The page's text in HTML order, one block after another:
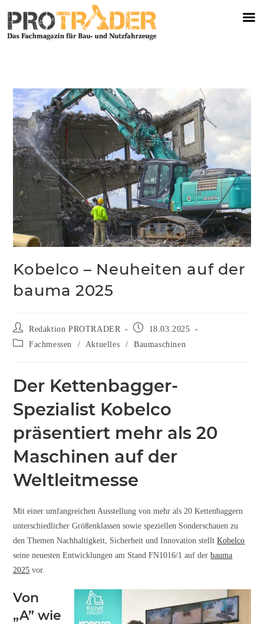
Kobelco – Neuheiten auf der
bauma 2025
Redaktion PROTRADER
18.03.2025
Fachmessen
/ Aktuelles / Baumaschinen
Der Kettenbagger-
Spezialist Kobelco
präsentiert mehr als 20
Maschinen auf der
Weltleitmesse
Mit einer umfangreichen Ausstellung von mehr als 20 Kettenbaggern
unterschiedlicher Größenklassen sowie speziellen Sonderschauen zu
den Themen Nachhaltigkeit, Sicherheit und Innovation stelltKobelco
seine neuesten Entwicklungen am Stand FN1016/1 auf derbauma
2025 vor.
Von
„A” wie